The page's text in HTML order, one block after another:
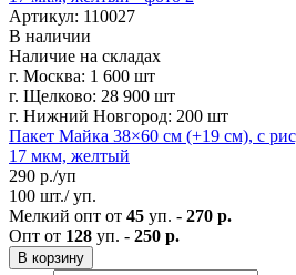
Артикул: 110027
В наличии
Наличие на складах
г. Москва: 1 600 шт
г. Щелково: 28 900 шт
г. Нижний Новгород: 200 шт
Пакет Майка 38×60 см (+19 см), с
17 мкм, желтый
290 р./уп
100 шт./ уп.
Мелкий опт от 45 уп. - 270 р.
Опт от 128 уп. - 250 р.
В корзину